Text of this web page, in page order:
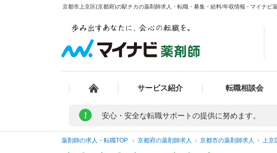
京都市上京区(京都府)の駅チカの薬剤師求人・転職・募集・給料/年収情報 - マイナビ
サービス紹介 転職相談会
! 安心・安全な転職サポートの提供に努めます。
薬剤師の求人・転職TOP 京都府の薬剤師求人 京都市の薬剤師求人 上京